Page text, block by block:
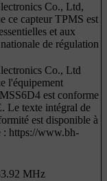
Co., Ltd,
ce capteur TPMS est
et aux
de régulation
Co., Ltd
l'équipement
est conforme
Le texte intégral de
est disponible à
: https://www.bh-
MHz